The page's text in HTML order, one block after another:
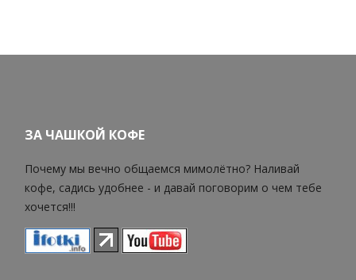
ЗА ЧАШКОЙ КОФЕ
Почему мы вечно общаемся мимолётно? Наливай
кофе, садись удобнее - и давай поговорим о чем тебе
хочется!!!